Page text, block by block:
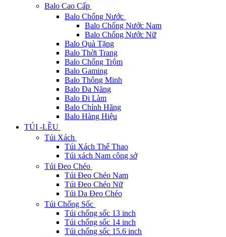
Balo Cao Cấp
Balo Chống Nước
Balo Chống Nước Nam
Balo Chống Nước Nữ
Balo Quà Tặng
Balo Thời Trang
Balo Chống Trộm
Balo Gaming
Balo Thông Minh
Balo Đa Năng
Balo Đi Làm
Balo Chính Hãng
Balo Hàng Hiệu
TÚI -LỀU
Túi Xách
Túi Xách Thể Thao
Túi xách Nam công sở
Túi Đeo Chéo
Túi Đeo Chéo Nam
Túi Đeo Chéo Nữ
Túi Da Đeo Chéo
Túi Chống Sốc
Túi chống sốc 13 inch
Túi chống sốc 14 inch
Túi chống sốc 15.6 inch